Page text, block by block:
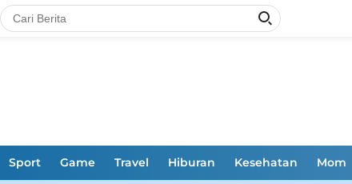
Sport Game Travel Hiburan Kesehatan Mom